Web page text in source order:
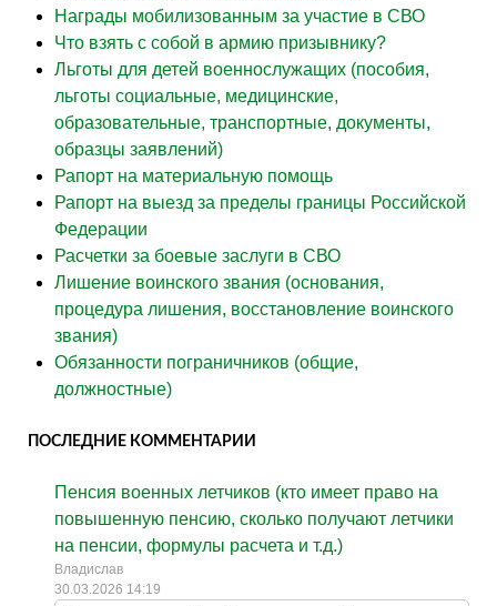
Награды мобилизованным за участие в СВО
Что взять с собой в армию призывнику?
Льготы для детей военнослужащих (пособия,
льготы социальные, медицинские,
образовательные, транспортные, документы,
образцы заявлений)
Рапорт на материальную помощь
Рапорт на выезд за пределы границы Российской
Федерации
Расчетки за боевые заслуги в СВО
Лишение воинского звания (основания,
процедура лишения, восстановление воинского
звания)
Обязанности пограничников (общие,
должностные)
ПОСЛЕДНИЕ КОММЕНТАРИИ
Пенсия военных летчиков (кто имеет право на
повышенную пенсию, сколько получают летчики
на пенсии, формулы расчета и т.д.)
Владислав
30.03.2026 14:19